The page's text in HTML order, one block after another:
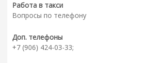
Работа в такси
Вопросы по телефону
Доп. телефоны
+7 (906) 424-03-33;